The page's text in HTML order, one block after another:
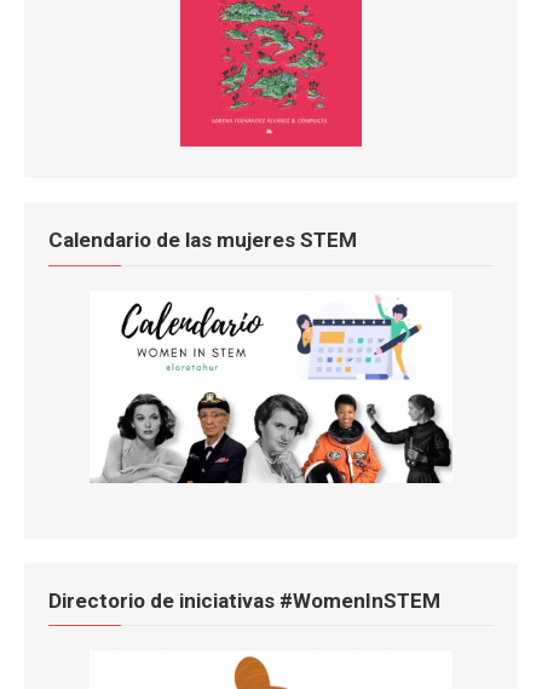
Calendario de las mujeres STEM
Directorio de iniciativas #WomenInSTEM